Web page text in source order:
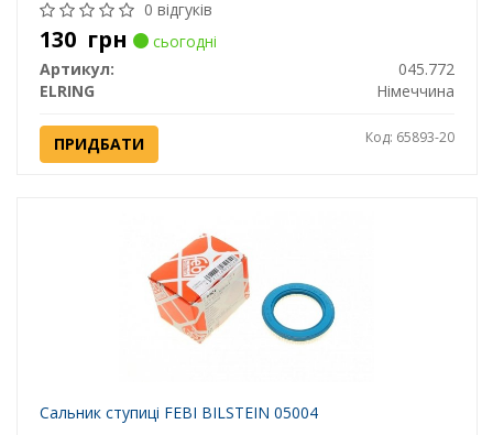
0 відгуків
130 грн
сьогодні
Артикул:
045.772
ELRING
Німеччина
ПРИДБАТИ Код: 65893-20
Сальник ступиці FEBI BILSTEIN 05004